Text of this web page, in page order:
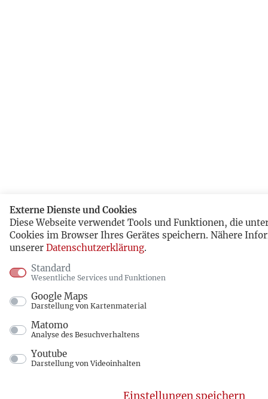
Externe Dienste und Cookies
Diese Webseite verwendet Tools und Funktionen, die
Cookies im Browser Ihres Gerätes speichern. Nähere
unserer Datenschutzerklärung.
Standard
Wesentliche Services und Funktionen
Google Maps
Darstellung von Kartenmaterial
Matomo
Analyse des Besuchverhaltens
Youtube
Darstellung von Videoinhalten
Einstellungen speichern